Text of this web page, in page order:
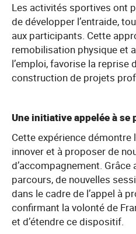
Les activités sportives ont
de développer l’entraide,
aux participants. Cette
remobilisation physique et
l’emploi, favorise la reprise
construction de projets
Une initiative appelée à se
Cette expérience
innover et à proposer de
d’accompagnement.
parcours, de nouvelles
dans le cadre de l’appel à
confirmant la volonté de
et d’étendre ce dispositif.